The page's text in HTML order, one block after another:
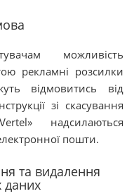
можливість
рекламні розсилки
відмовитись від
зі скасування
надсилаються
пошти.
та видалення
даних